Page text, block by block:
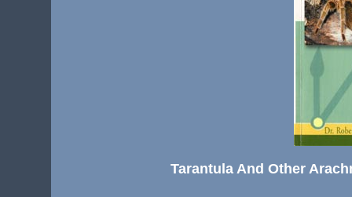
Tarantula And Other